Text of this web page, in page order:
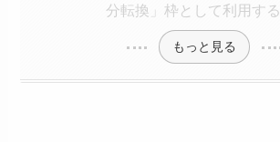
分転換」枠として利用する
もっと見る